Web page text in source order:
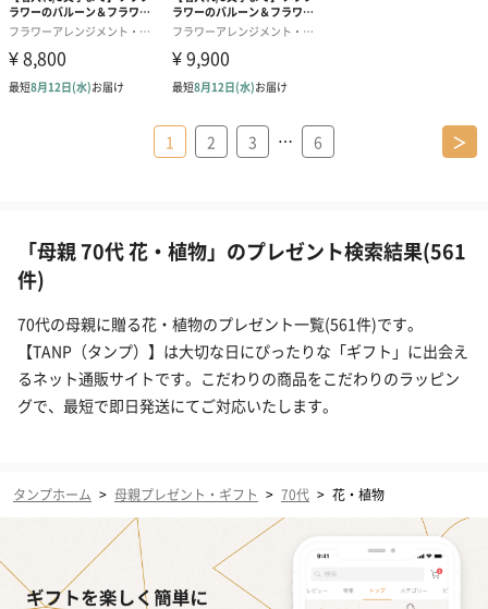
1 2 3 … 6 ＞
「母親 70代 花・植物」のプレゼント検索結果(561
件)
70代の母親に贈る花・植物のプレゼント一覧(561件)です。
【TANP（タンプ）】は大切な日にぴったりな「ギフト」に出会え
るネット通販サイトです。こだわりの商品をこだわりのラッピン
グで、最短で即日発送にてご対応いたします。
タンプホーム > 母親プレゼント・ギフト > 70代 > 花・植物